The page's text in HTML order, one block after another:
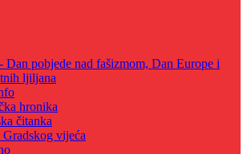
Dan pobjede nad fašizmom, Dan Europe i
ljiljana
hronika
čitanka
vijeća